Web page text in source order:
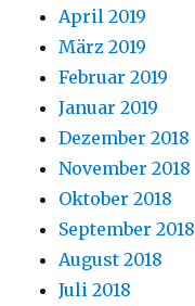
April 2019
März 2019
Februar 2019
Januar 2019
Dezember 2018
November 2018
Oktober 2018
September 2018
August 2018
Juli 2018